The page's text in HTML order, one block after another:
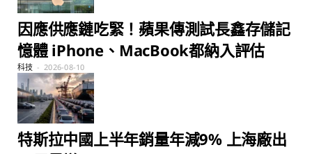
因應供應鏈吃緊！蘋果傳測試長鑫存儲記
憶體 iPhone、MacBook都納入評估
科技 2026-08-10
特斯拉中國上半年銷量年減9% 上海廠出